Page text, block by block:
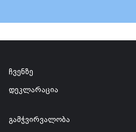
ჩვენზე
დეკლარაცია
გამჭვირვალობა